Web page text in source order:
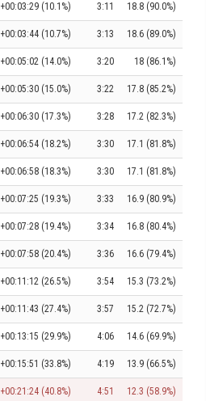
+00:03:29 (10.1%) 3:11 18.8 (90.0%)
+00:03:44 (10.7%) 3:13 18.6 (89.0%)
+00:05:02 (14.0%) 3:20 18 (86.1%)
+00:05:30 (15.0%) 3:22 17.8 (85.2%)
+00:06:30 (17.3%) 3:28 17.2 (82.3%)
+00:06:54 (18.2%) 3:30 17.1 (81.8%)
+00:06:58 (18.3%) 3:30 17.1 (81.8%)
+00:07:25 (19.3%) 3:33 16.9 (80.9%)
+00:07:28 (19.4%) 3:34 16.8 (80.4%)
+00:07:58 (20.4%) 3:36 16.6 (79.4%)
+00:11:12 (26.5%) 3:54 15.3 (73.2%)
+00:11:43 (27.4%) 3:57 15.2 (72.7%)
+00:13:15 (29.9%) 4:06 14.6 (69.9%)
+00:15:51 (33.8%) 4:19 13.9 (66.5%)
+00:21:24 (40.8%) 4:51 12.3 (58.9%)